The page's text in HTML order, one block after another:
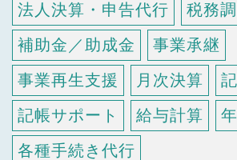
法人決算・申告代行
税務
補助金／助成金
事業承継
事業再生支援
月次決算
記帳サポート
給与計算
各種手続き代行